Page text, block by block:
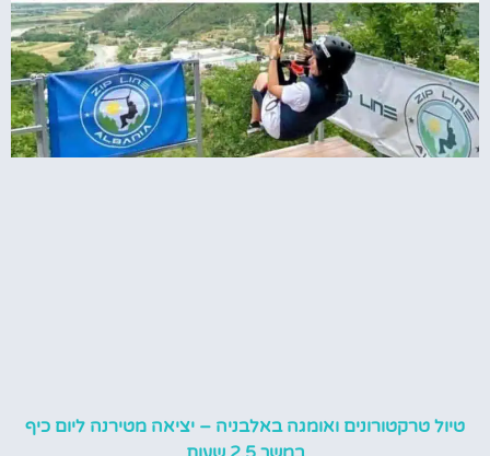
טיול טרקטורונים ואומגה באלבניה – יציאה מטירנה ליום כיף